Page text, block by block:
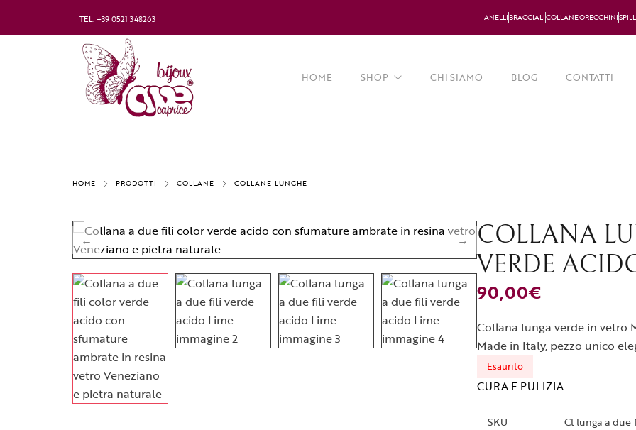
TEL: +39 0521 348263 ANELLI BRACCIALICOLLANEORECCHINI
HOME SHOP
Anelli
Spille
CHI SIAMO BLOG CONTATTI
HOME PRODOTTI COLLANE COLLANE LUNGHE
COLLANA
VERDE
90,00€
Collana lunga verde in vetro
Made in Italy, pezzo unico
Esaurito
CURA E PULIZIA
SKU
Cl lunga a